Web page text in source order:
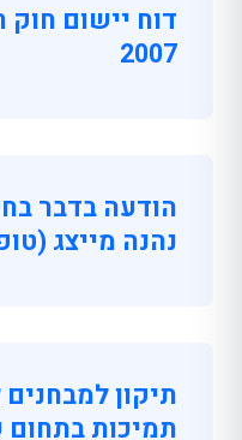
דוח יישום
2007
הודעה בדבר
נהנה מייצג (טופס
תיקון
תמיכות בתחום